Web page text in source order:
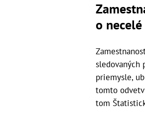
o
sledovaných
priemysle,
tomto
tom